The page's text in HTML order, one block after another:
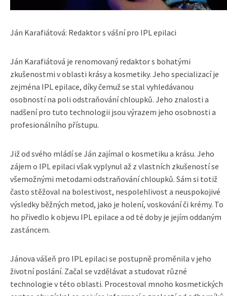
Ján Karafiátová: Redaktor s vášní pro IPL epilaci
Ján Karafiátová je renomovaný redaktor s bohatými
zkušenostmi v oblasti krásy a kosmetiky. Jeho specializací je
zejména IPL epilace, díky čemuž se stal vyhledávanou
osobností na poli odstraňování chloupků. Jeho znalosti a
nadšení pro tuto technologii jsou výrazem jeho osobnosti a
profesionálního přístupu.
Již od svého mládí se Ján zajímal o kosmetiku a krásu. Jeho
zájem o IPL epilaci však vyplynul až z vlastních zkušeností se
všemožnými metodami odstraňování chloupků. Sám si totiž
často stěžoval na bolestivost, nespolehlivost a neuspokojivé
výsledky běžných metod, jako je holení, voskování či krémy. To
ho přivedlo k objevu IPL epilace a od té doby je jejím oddaným
zastáncem.
Jánova vášeň pro IPL epilaci se postupně proměnila v jeho
životní poslání. Začal se vzdělávat a studovat různé
technologie v této oblasti. Procestoval mnoho kosmetických